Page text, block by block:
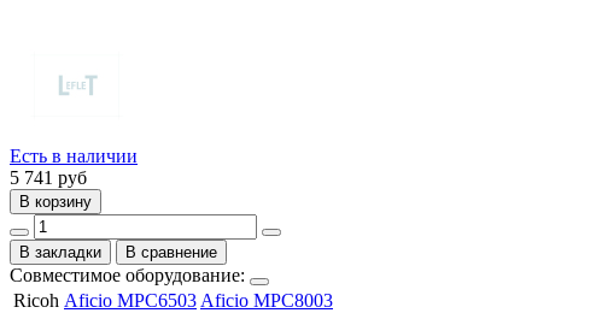
Есть в наличии
5 741 руб
В корзину
В закладки В сравнение
Совместимое оборудование:
Ricoh Aficio MPC6503 Aficio MPC8003